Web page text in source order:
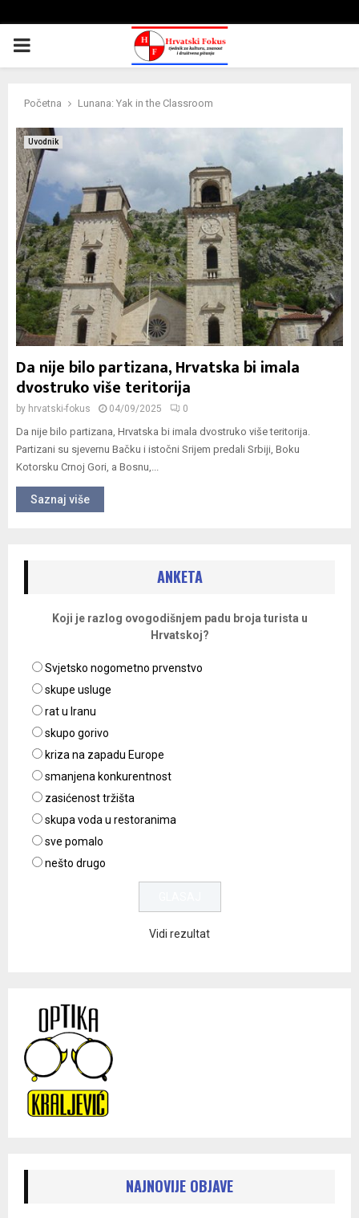
PRIMARY
Početna Lunana: Yak in the Classroom
Uvodnik
Da nije bilo partizana, Hrvatska bi imala
dvostruko više teritorija
by hrvatski-fokus 04/09/2025 0
Da nije bilo partizana, Hrvatska bi imala dvostruko više teritorija.
Partizani su sjevernu Bačku i istočni Srijem predali Srbiji, Boku
Kotorsku Crnoj Gori, a Bosnu,...
Saznaj više
ANKETA
Koji je razlog ovogodišnjem padu broja turista u
Hrvatskoj?
Svjetsko nogometno prvenstvo
skupe usluge
rat u Iranu
skupo gorivo
kriza na zapadu Europe
smanjena konkurentnost
zasićenost tržišta
skupa voda u restoranima
sve pomalo
nešto drugo
Vidi rezultat
NAJNOVIJE OBJAVE